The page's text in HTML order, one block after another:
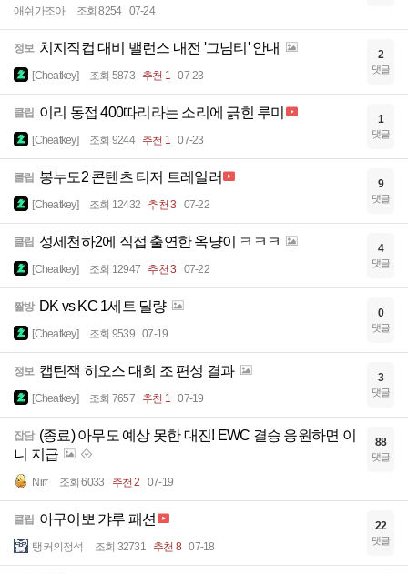
애쉬가조아 조회 8254 07-24
정보 치지직컵 대비 밸런스 내전 '그님티' 안내
[Cheatkey] 조회 5873 추천 1 07-23
2
댓글
클립 이리 동접 400따리라는 소리에 긁힌 루미
[Cheatkey] 조회 9244 추천 1 07-23
1
댓글
클립 봉누도2 콘텐츠 티저 트레일러
[Cheatkey] 조회 12432 추천 3 07-22
9
댓글
클립 성세천하2에 직접 출연한 옥냥이 ㅋㅋㅋ
[Cheatkey] 조회 12947 추천 3 07-22
4
댓글
짤방 DK vs KC 1세트 딜량
[Cheatkey] 조회 9539 07-19
0
댓글
정보 캡틴잭 히오스 대회 조 편성 결과
[Cheatkey] 조회 7657 추천 1 07-19
3
댓글
잡담 (종료) 아무도 예상 못한 대진! EWC 결승 응원하면 이
니 지급
Nirr 조회 6033 추천 2 07-19
88
댓글
클립 아구이뽀 갸루 패션
탱커의정석 조회 32731 추천 8 07-18
22
댓글